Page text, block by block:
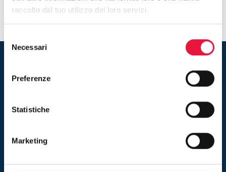
raccolto dal tuo utilizzo dei loro servizi.
delNecessari
Preferenze
Statistiche
Marketing
Rimani aggiornato sulle nuove
Inserendo il tuo indirizzo e-mail ed iscrivendoti alla newsletter